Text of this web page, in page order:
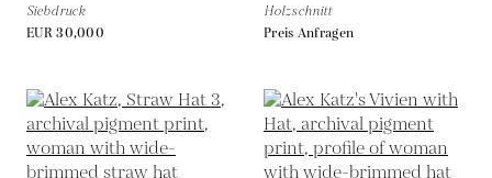
Siebdruck
EUR 30,000
Holzschnitt
Preis Anfragen